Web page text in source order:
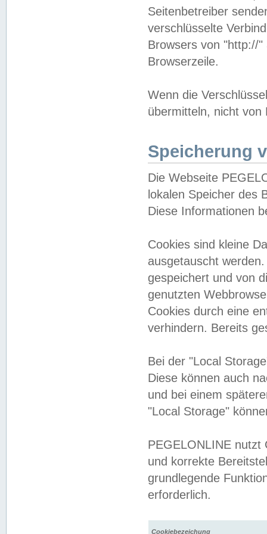
Seitenbetreiber
verschlüsselte
Browsers von "http://
Browserzeile.
Wenn die
übermitteln, nicht von
Speicherung
Die Webseite
lokalen Speicher des
Diese Informationen
Cookies sind kleine
ausgetauscht
gespeichert und von
genutzten
Cookies durch eine
verhindern. Bereits
Bei der "Local
Diese können auch
und bei einem
"Local Storage"
PEGELONLINE nutzt
und korrekte
grundlegende
erforderlich.
Cookiebezeichung